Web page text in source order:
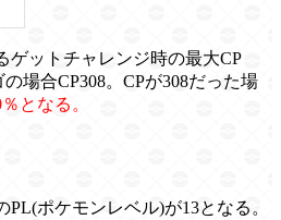
ゲットチャレンジ時の最大CP
場合CP308。CPが308だった場
となる。
ポケモンレベル)が13となる。